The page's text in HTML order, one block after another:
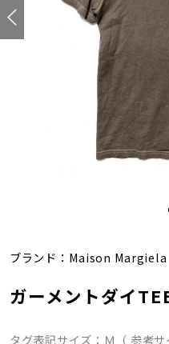
ブランド： Maison Margiela
ガーメントダイ
タグ表記サイズ：Ｍ（ 参考サ